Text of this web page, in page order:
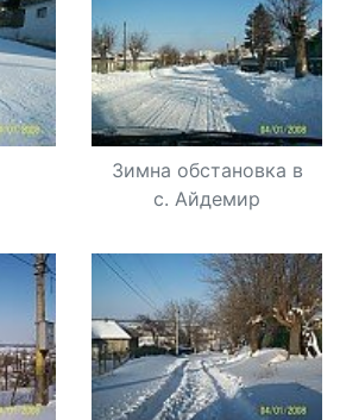
Зимна обстановка в
с. Айдемир